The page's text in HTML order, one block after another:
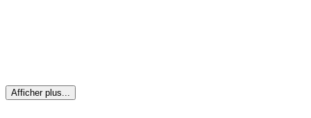
Afficher plus...